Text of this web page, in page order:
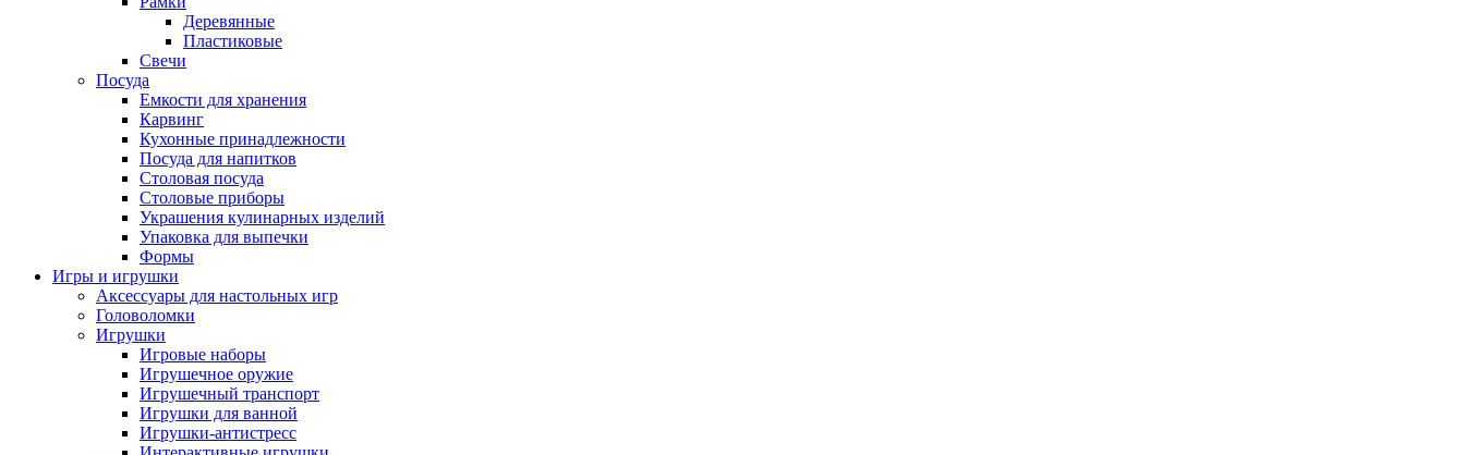
Деревянные
Пластиковые
Свечи
Посуда
Емкости для хранения
Карвинг
Кухонные принадлежности
Посуда для напитков
Столовая посуда
Столовые приборы
Украшения кулинарных изделий
Упаковка для выпечки
Формы
Игры и игрушки
Аксессуары для настольных игр
Головоломки
Игрушки
Игровые наборы
Игрушечное оружие
Игрушечный транспорт
Игрушки для ванной
Игрушки-антистресс